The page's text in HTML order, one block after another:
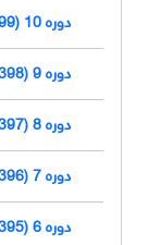
دوره 10 (1399)
دوره 9 (1398)
دوره 8 (1397)
دوره 7 (1396)
دوره 6 (1395)